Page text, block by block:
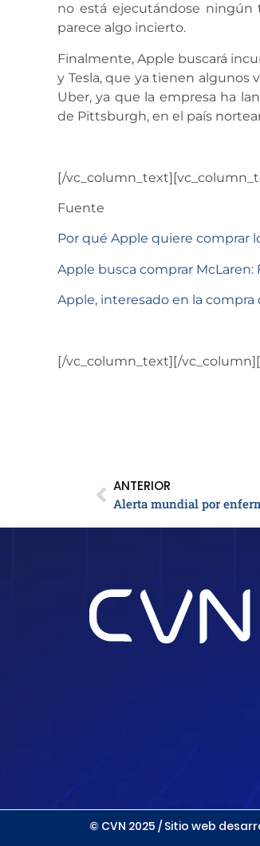
no está ejecutándose ningún
parece algo incierto.
Finalmente, Apple buscará
y Tesla, que ya tienen algunos
Uber, ya que la empresa ha
de Pittsburgh, en el país
[/
Fuente
Por qué Apple quiere comprar
Apple busca comprar McLaren:
Apple, interesado en la compra
[/vc_column_text][/
ANTERIOR
Alerta mundial por
© CVN 2025 / Sitio web